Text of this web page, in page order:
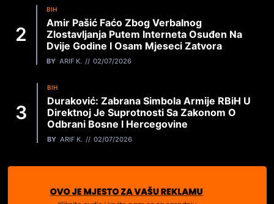
BIH
Amir Pašić Faćo Zbog Verbalnog
Zlostavljanja Putem Interneta Osuđen Na
Dvije Godine I Osam Mjeseci Zatvora
BY ARIF K. 02/07/2026
BIH
Duraković: Zabrana Simbola Armije RBiH U
Direktnoj Je Suprotnosti Sa Zakonom O
Odbrani Bosne I Hercegovine
BY ARIF K. 02/07/2026